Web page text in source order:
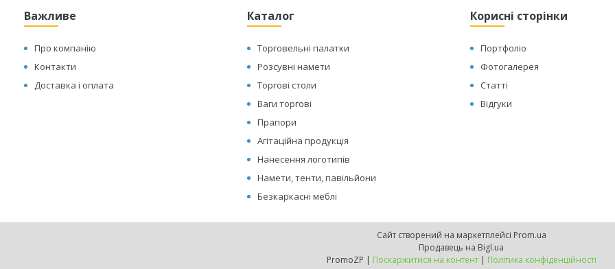
Важливе
Про компанію
Контакти
Доставка і оплата
Каталог
Торговельні палатки
Розсувні намети
Торгові столи
Ваги торгові
Прапори
Агітаційна продукція
Нанесення логотипів
Намети, тенти, павільйони
Безкаркасні меблі
Корисні сторінки
Портфоліо
Фотогалерея
Статті
Відгуки
Сайт створений на маркетплейсі Prom.ua
Продавець на Bigl.ua
PromoZP | Поскаржитися на контент | Політика конфіденційності